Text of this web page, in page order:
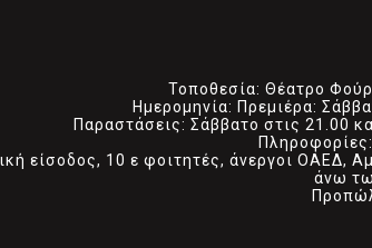
Τοποθεσία: Θέατρο
Ημερομηνία: Πρεμιέρα:
Παραστάσεις: Σάββατο στις 21.00
είσοδος, 10 ε φοιτητές, άνεργοι
άνω